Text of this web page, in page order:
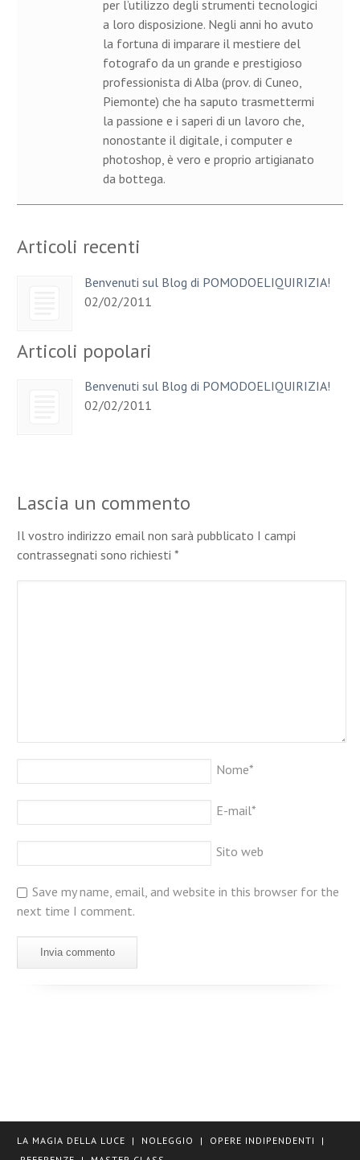
per l’utilizzo degli strumenti tecnologici
a loro disposizione. Negli anni ho avuto
la fortuna di imparare il mestiere del
fotografo da un grande e prestigioso
professionista di Alba (prov. di Cuneo,
Piemonte) che ha saputo trasmettermi
la passione e i saperi di un lavoro che,
nonostante il digitale, i computer e
photoshop, è vero e proprio artigianato
da bottega.
Articoli recenti
Benvenuti sul Blog di POMODOELIQUIRIZIA!
02/02/2011
Articoli popolari
Benvenuti sul Blog di POMODOELIQUIRIZIA!
02/02/2011
Lascia un commento
Il vostro indirizzo email non sarà pubblicato I campi
contrassegnati sono richiesti*
Nome*
E-mail*
Sito web
Save my name, email, and website in this browser for the
next time I comment.
LA MAGIA DELLA LUCE | NOLEGGIO | OPERE INDIPENDENTI
|